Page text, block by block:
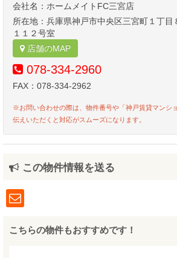
会社名：ホームメイトFC三宮店
所在地：兵庫県神戸市中央区三宮町１丁目
１１２号室
店舗のMAP
078-334-2960
FAX：078-334-2962
※お問い合わせの際は、物件番号や「神戸賃貸マンシ
伝えいただくと対応がスムーズになります。
この物件情報を送る
こちらの物件もおすすめです！